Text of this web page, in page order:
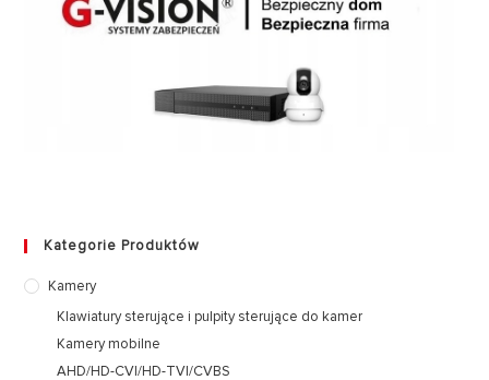
Kategorie Produktów
Kamery
Klawiatury sterujące i pulpity sterujące do kamer
Kamery mobilne
AHD/HD-CVI/HD-TVI/CVBS